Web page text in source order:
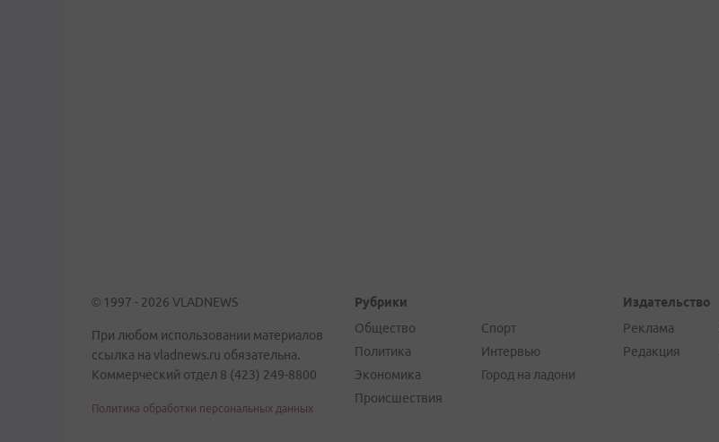
© 1997 - 2026 VLADNEWS
При любом использовании материалов
ссылка на vladnews.ru обязательна.
Коммерческий отдел 8 (423) 249-8800
Политика обработки персональных данных
Рубрики
Общество
Политика
Экономика
Происшествия
Спорт
Интервью
Город на ладони
Издательство
Реклама
Редакция